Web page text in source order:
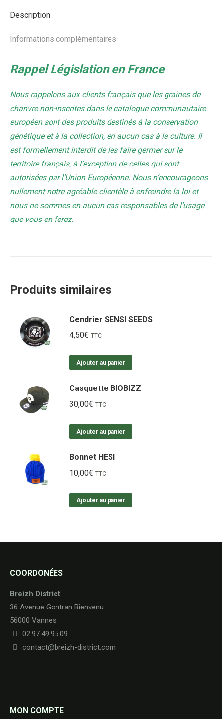
Description
Informations complémentaires
Rappel Législation en France
Nous rappelons aux clients français que les graines de
chanvre non-inscrites dans le catalogue communautaire
européen sont des produits destinés à la conservation
génétique et à la collection, en aucun cas à la culture. Il
est formellement interdit de les faire germer sur le
territoire français, à l’exception de celles qui sont
autorisées par l’Union Européenne. Nous n’encourageons
nullement notre agréable clientèle à enfreindre la loi et
nous ne sommes en aucun cas responsables de l’usage
que vous en ferez.
Produits similaires
Cendrier SENSI SEEDS
4,50€ TTC
Ajouter au panier
Casquette BIOBIZZ
30,00€ TTC
Ajouter au panier
Bonnet HESI
10,00€ TTC
Ajouter au panier
COORDONÉES
Breizh District
36 Avenue Gontran Bienvenu
56000 Vannes
02.97.49.95.09
contact@breizh-district.com
MON COMPTE